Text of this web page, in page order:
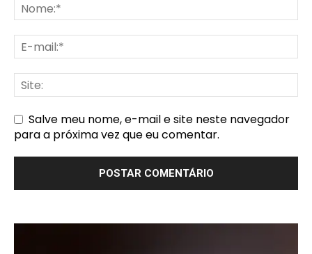
Salve meu nome, e-mail e site neste navegador
para a próxima vez que eu comentar.